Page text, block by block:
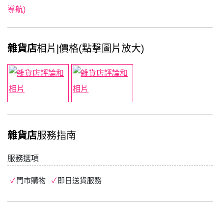
導航)
雜貨店相片|價格(點擊圖片放大)
雜貨店服務指南
服務選項
門市購物 即日送貨服務